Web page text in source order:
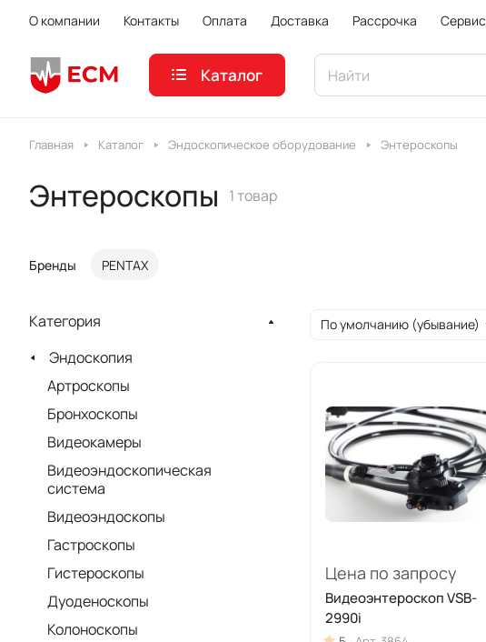
О компании Контакты Оплата Доставка Рассрочка Сервис
Каталог
Главная Каталог Эндоскопическое оборудование Энтероскопы
Энтероскопы 1 товар
Бренды PENTAX
По умолчанию (убывание)
Цена по запросу
Видеоэнтероскоп VSB-
2990i
Категория
Эндоскопия
Артроскопы
Бронхоскопы
Видеокамеры
Видеоэндоскопическая
система
Видеоэндоскопы
Гастроскопы
Гистероскопы
Дуоденоскопы
Колоноскопы